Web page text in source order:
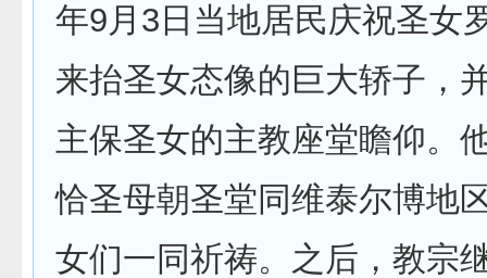
年9月3日当地居民庆祝圣女
来抬圣女态像的巨大轿子，
主保圣女的主教座堂瞻仰。
恰圣母朝圣堂同维泰尔博地
女们一同祈祷。之后，教宗